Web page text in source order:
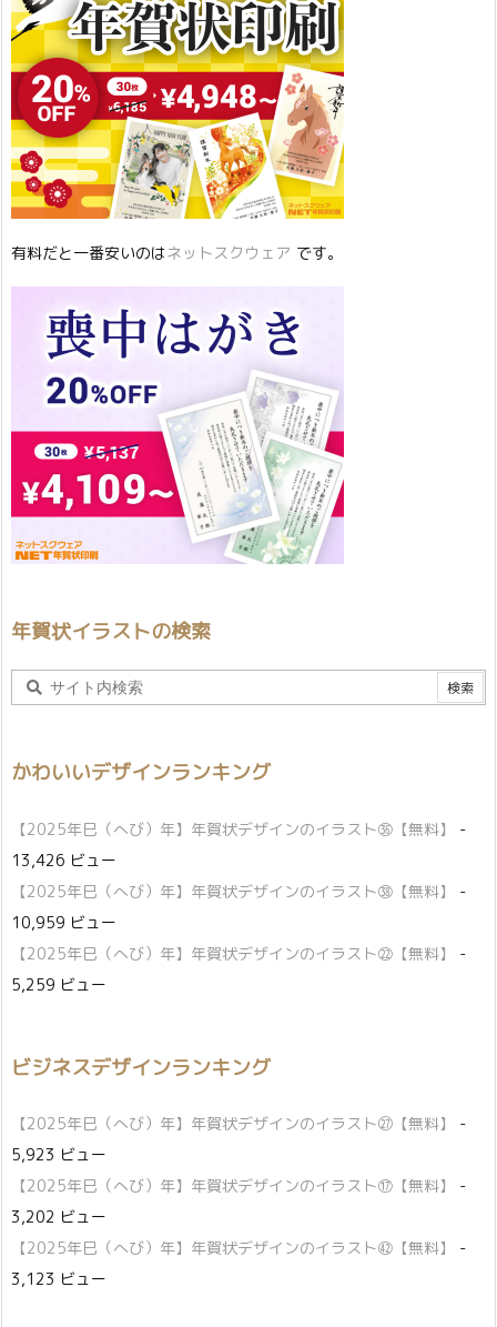
有料だと一番安いのはネットスクウェア です。
年賀状イラストの検索
かわいいデザインランキング
【2025年巳（へび）年】年賀状デザインのイラスト㊱【無料】
-
13,426 ビュー
【2025年巳（へび）年】年賀状デザインのイラスト㊳【無料】
-
10,959 ビュー
【2025年巳（へび）年】年賀状デザインのイラスト㉒【無料】
-
5,259 ビュー
ビジネスデザインランキング
【2025年巳（へび）年】年賀状デザインのイラスト㉗【無料】
-
5,923 ビュー
【2025年巳（へび）年】年賀状デザインのイラスト⑰【無料】
-
3,202 ビュー
【2025年巳（へび）年】年賀状デザインのイラスト㊷【無料】
-
3,123 ビュー